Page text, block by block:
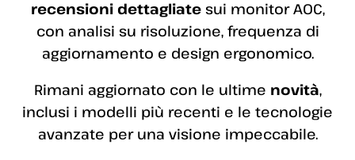
recensioni dettagliatesui monitor AOC,
con analisi su risoluzione, frequenza di
aggiornamento e design ergonomico.
Rimani aggiornato con le ultime novità,
inclusi i modelli più recenti e le tecnologie
avanzate per una visione impeccabile.